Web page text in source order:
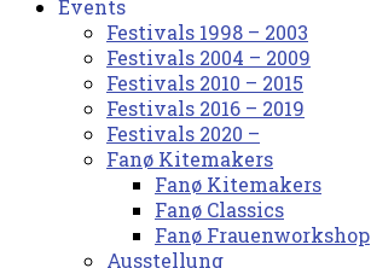
Events
Festivals 1998 – 2003
Festivals 2004 – 2009
Festivals 2010 – 2015
Festivals 2016 – 2019
Festivals 2020 –
Fanø Kitemakers
Fanø Kitemakers
Fanø Classics
Fanø Frauenworkshop
Ausstellung